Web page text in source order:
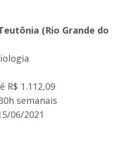
(Rio Grande do
R$ 1.112,09
semanais
06/2021